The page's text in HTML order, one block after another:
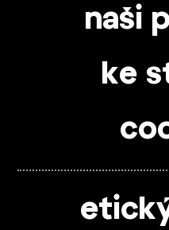
naši
ke